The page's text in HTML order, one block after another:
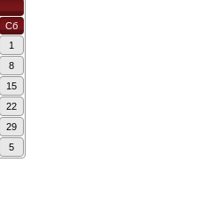
Сб
1
8
15
22
29
5